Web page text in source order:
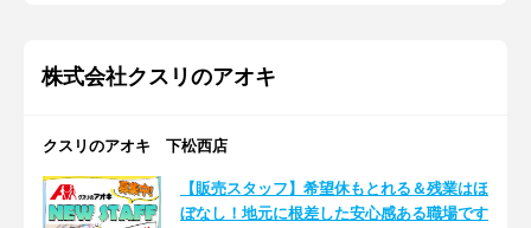
株式会社クスリのアオキ
クスリのアオキ 下松西店
【販売スタッフ】希望休もとれる＆残業はほ
ぼなし！地元に根差した安心感ある職場です